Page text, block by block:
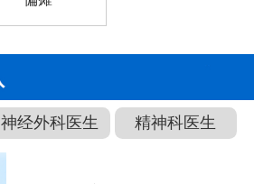
神经外科医生 精神科医生